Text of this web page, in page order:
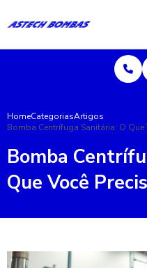
HomeCategoriasArtigos
Bomba Centrífuga Sanitária: O Que
Bomba
Que Você